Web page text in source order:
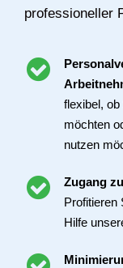
professioneller
flexibel,
möchten
nutzen
Zugang
Profitieren
Hilfe